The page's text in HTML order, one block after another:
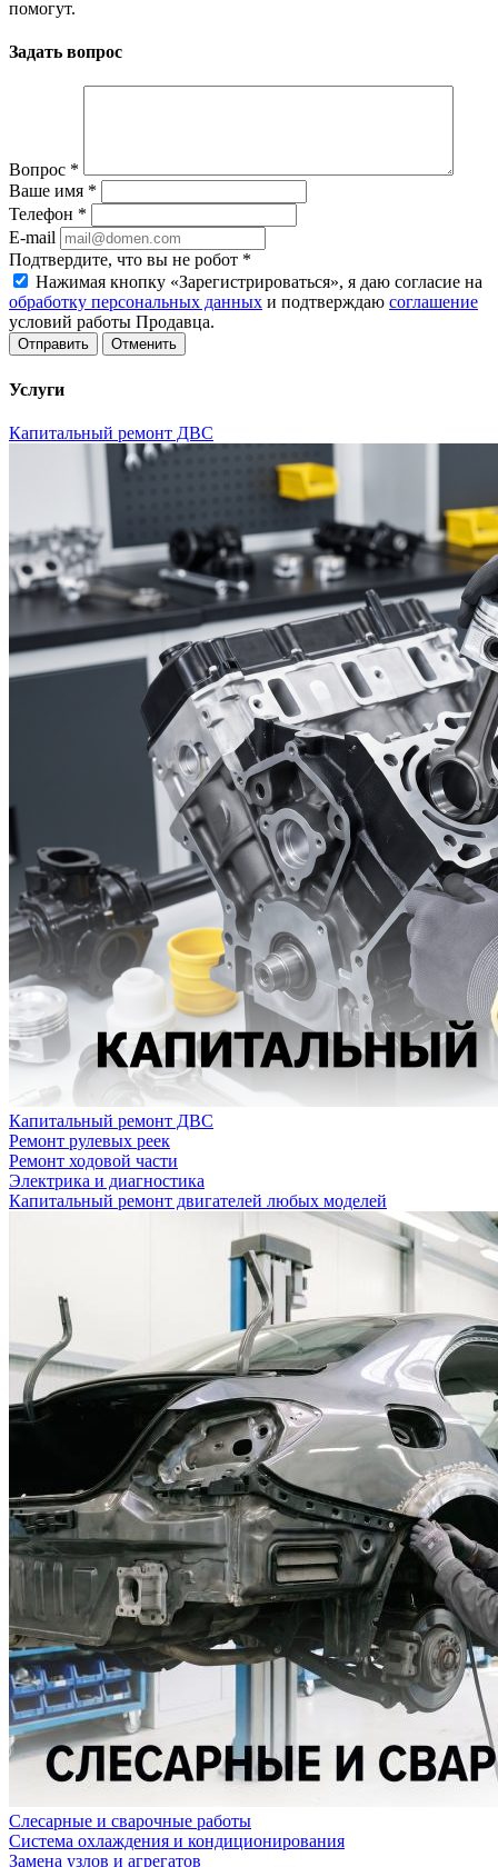
помогут.
Задать вопрос
Вопрос *
Ваше имя *
Телефон *
E-mail
Подтвердите, что вы не робот *
Нажимая кнопку «Зарегистрироваться», я даю согласие на
обработку персональных данных и подтверждаю соглашение
условий работы Продавца.
Отменить
Услуги
Капитальный ремонт ДВС
Капитальный ремонт ДВС
Ремонт рулевых реек
Ремонт ходовой части
Электрика и диагностика
Капитальный ремонт двигателей любых моделей
Слесарные и сварочные работы
Система охлаждения и кондиционирования
Замена узлов и агрегатов